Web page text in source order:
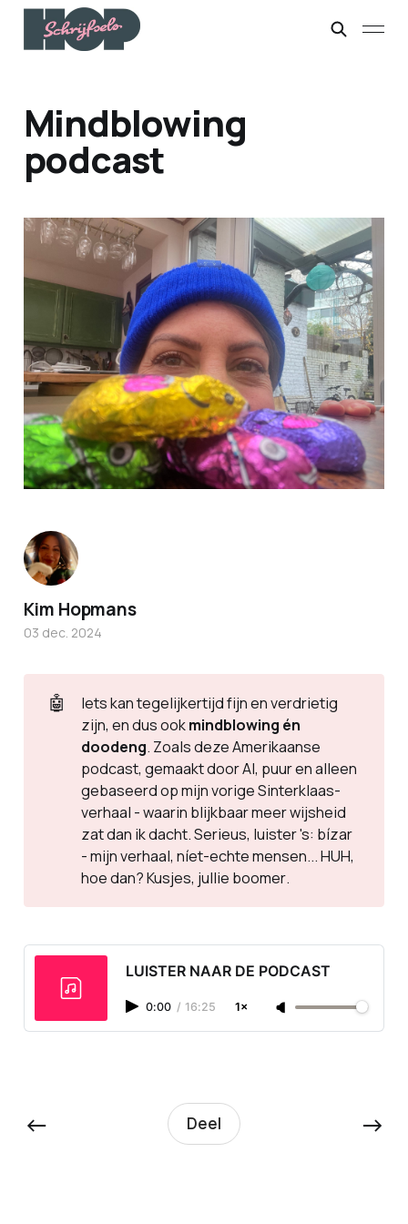
Mindblowing
podcast
🤖
Iets kan tegelijkertijd fijn en verdrietig
zijn, en dus ookmindblowing én
doodeng. Zoals deze Amerikaanse
podcast, gemaakt door AI, puur en alleen
gebaseerd op mijn vorige Sinterklaas-
verhaal - waarin blijkbaar meer wijsheid
zat dan ik dacht. Serieus, luister 's: bízar
- mijn verhaal, níet-echte mensen... HUH,
hoe dan?Kusjes, jullie boomer.
LUISTER NAAR DE PODCAST
0:00 / 16:25 1×
Kim Hopmans
03 dec. 2024
← Deel →